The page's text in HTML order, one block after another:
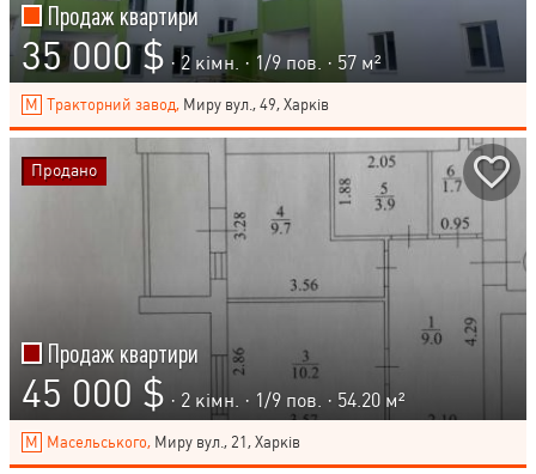
Продаж квартири
35 000 $ · 2 кімн. · 1/9пов. · 57 м²
Тракторний завод, Миру вул., 49, Харків
Продаж квартири
45 000 $ · 2 кімн. · 1/9 пов. · 54.20 м²
Масельського, Миру вул., 21, Харків
Продано